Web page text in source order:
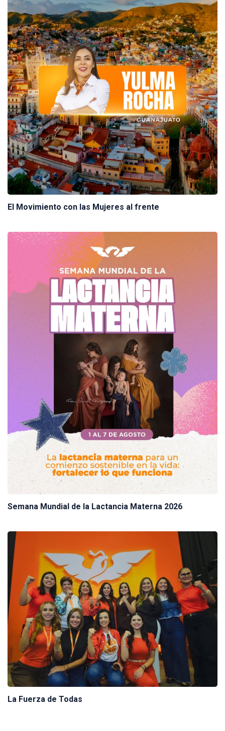
El Movimiento con las Mujeres al frente
Semana Mundial de la Lactancia Materna 2026
La Fuerza de Todas